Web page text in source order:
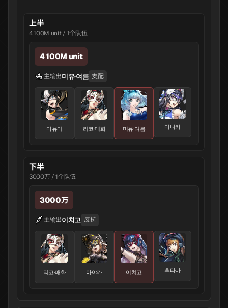
上半
4 100M unit / 1个队伍
4 100M unit
主输出미유·여름 支配
마유미 리코·매화 미유·여름 마나카
下半
3000万 / 1个队伍
3000万
主输出이치고 反抗
리코·매화 아야카 이치고 후타바